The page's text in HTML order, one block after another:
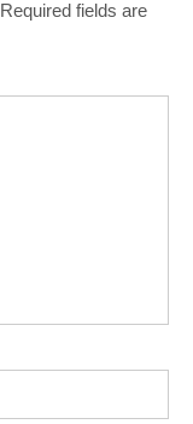
Required fields are